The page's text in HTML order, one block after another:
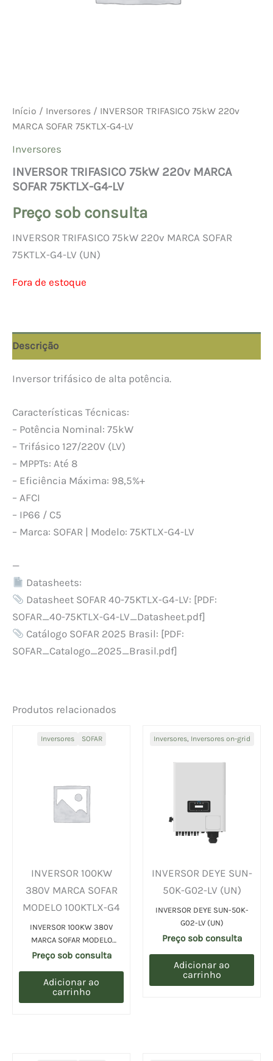
Início / Inversores / INVERSOR TRIFASICO 75kW 220v
MARCA SOFAR 75KTLX-G4-LV
Inversores
INVERSOR TRIFASICO 75kW 220v MARCA
SOFAR 75KTLX-G4-LV
Preço sob consulta
INVERSOR TRIFASICO 75kW 220v MARCA SOFAR
75KTLX-G4-LV (UN)
Fora de estoque
Descrição
Inversor trifásico de alta potência.
Características Técnicas:
– Potência Nominal: 75kW
– Trifásico 127/220V (LV)
– MPPTs: Até 8
– Eficiência Máxima: 98,5%+
– AFCI
– IP66 / C5
– Marca: SOFAR | Modelo: 75KTLX-G4-LV
—
Datasheets:
Datasheet SOFAR 40-75KTLX-G4-LV: [PDF:
SOFAR_40-75KTLX-G4-LV_Datasheet.pdf]
Catálogo SOFAR 2025 Brasil: [PDF:
SOFAR_Catalogo_2025_Brasil.pdf]
Produtos relacionados
Inversores SOFAR
INVERSOR 100KW
380V MARCA SOFAR
MODELO 100KTLX-G4
INVERSOR 100KW 380V
MARCA SOFAR MODELO
100KTLX-G4 (UN)
Preço sob consulta
Adicionar ao
carrinho
Inversores, Inversores on-grid
INVERSOR DEYE SUN-
50K-G02-LV (UN)
INVERSOR DEYE SUN-50K-
G02-LV (UN)
Preço sob consulta
Adicionar ao
carrinho